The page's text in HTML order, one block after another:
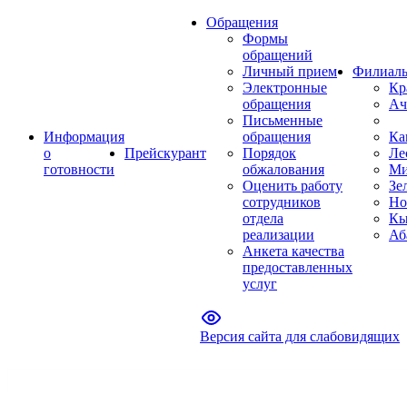
Информация
о
готовности
Прейскурант
Обращения
Формы
обращений
Личный прием
Электронные
обращения
Письменные
обращения
Порядок
обжалования
Оценить работу
сотрудников
отдела
реализации
Анкета качества
предоставленных
услуг
Версия сайта для слабовидящих